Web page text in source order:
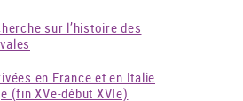
sur l’histoire des
en France et en Italie
(fin XVe-début XVIe)